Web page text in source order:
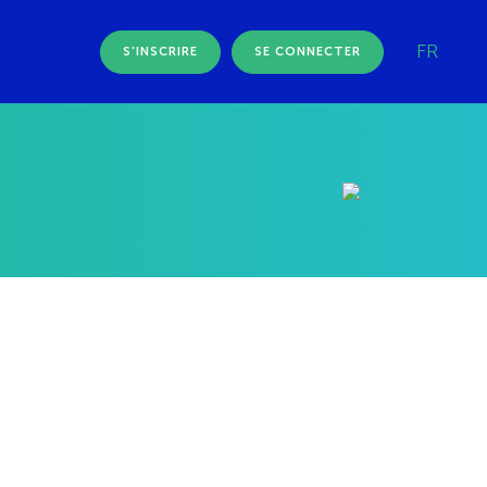
S'INSCRIRE SE CONNECTER FR